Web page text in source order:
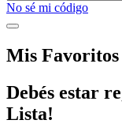
No sé mi código
Mis Favoritos
Debés estar
Lista!